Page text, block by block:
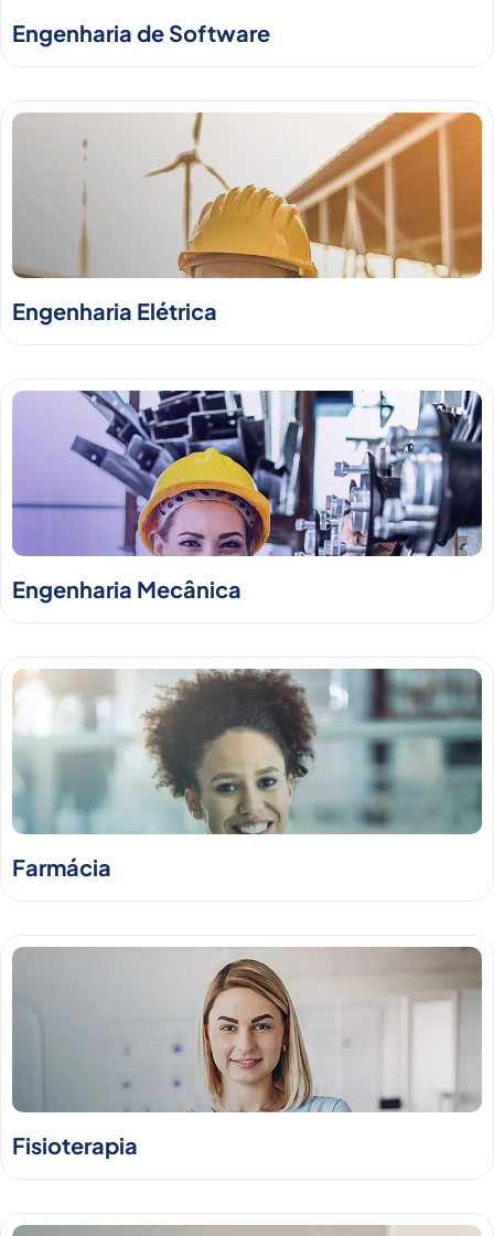
Engenharia de Software
Engenharia Elétrica
Engenharia Mecânica
Farmácia
Fisioterapia